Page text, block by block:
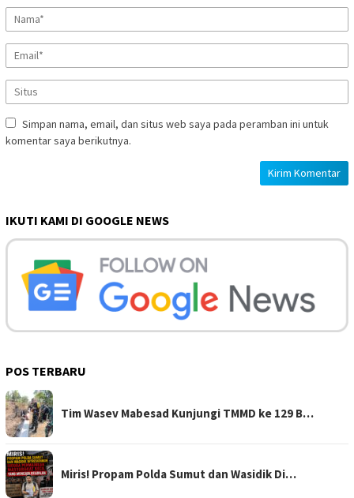
Simpan nama, email, dan situs web saya pada peramban ini untuk
komentar saya berikutnya.
IKUTI KAMI DI GOOGLE NEWS
POS TERBARU
Tim Wasev Mabesad Kunjungi TMMD ke 129 B…
Miris! Propam Polda Sumut dan Wasidik Di…